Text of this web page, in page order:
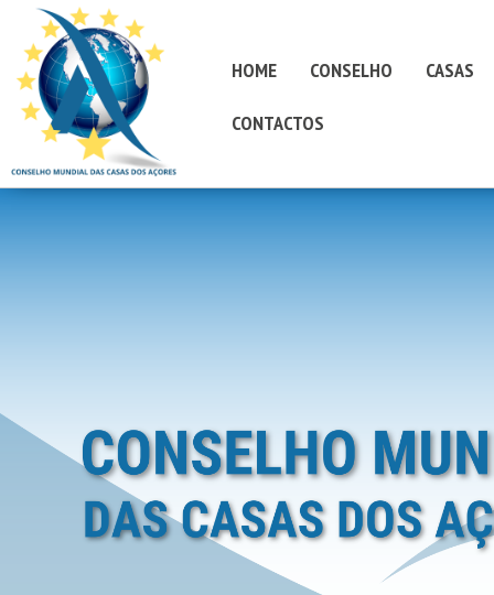
HOME CONSELHO CASAS
CONTACTOS